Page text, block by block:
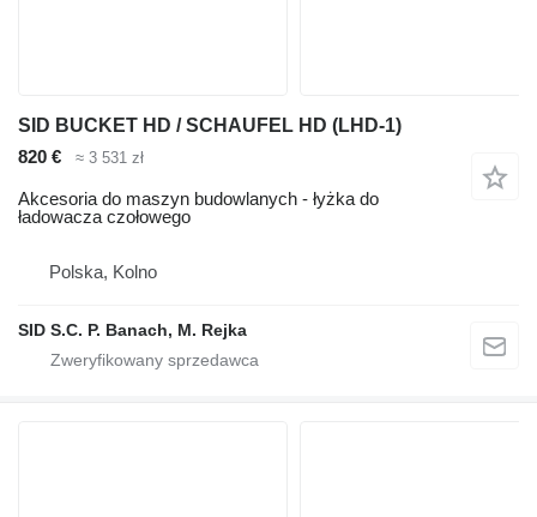
SID BUCKET HD / SCHAUFEL HD (LHD-1)
820 €
≈ 3 531 zł
Akcesoria do maszyn budowlanych - łyżka do
ładowacza czołowego
Polska, Kolno
SID S.C. P. Banach, M. Rejka